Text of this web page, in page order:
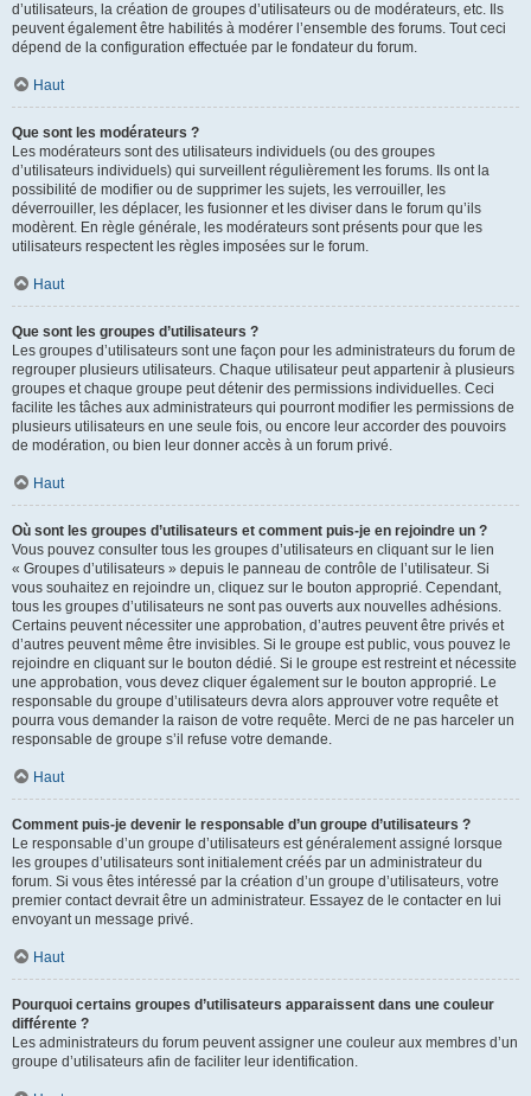
d’utilisateurs, la création de groupes d’utilisateurs ou de modérateurs, etc. Ils
peuvent également être habilités à modérer l’ensemble des forums. Tout ceci
dépend de la configuration effectuée par le fondateur du forum.
Haut
Que sont les modérateurs ?
Les modérateurs sont des utilisateurs individuels (ou des groupes
d’utilisateurs individuels) qui surveillent régulièrement les forums. Ils ont la
possibilité de modifier ou de supprimer les sujets, les verrouiller, les
déverrouiller, les déplacer, les fusionner et les diviser dans le forum qu’ils
modèrent. En règle générale, les modérateurs sont présents pour que les
utilisateurs respectent les règles imposées sur le forum.
Haut
Que sont les groupes d’utilisateurs ?
Les groupes d’utilisateurs sont une façon pour les administrateurs du forum de
regrouper plusieurs utilisateurs. Chaque utilisateur peut appartenir à plusieurs
groupes et chaque groupe peut détenir des permissions individuelles. Ceci
facilite les tâches aux administrateurs qui pourront modifier les permissions de
plusieurs utilisateurs en une seule fois, ou encore leur accorder des pouvoirs
de modération, ou bien leur donner accès à un forum privé.
Haut
Où sont les groupes d’utilisateurs et comment puis-je en rejoindre un ?
Vous pouvez consulter tous les groupes d’utilisateurs en cliquant sur le lien
« Groupes d’utilisateurs » depuis le panneau de contrôle de l’utilisateur. Si
vous souhaitez en rejoindre un, cliquez sur le bouton approprié. Cependant,
tous les groupes d’utilisateurs ne sont pas ouverts aux nouvelles adhésions.
Certains peuvent nécessiter une approbation, d’autres peuvent être privés et
d’autres peuvent même être invisibles. Si le groupe est public, vous pouvez le
rejoindre en cliquant sur le bouton dédié. Si le groupe est restreint et nécessite
une approbation, vous devez cliquer également sur le bouton approprié. Le
responsable du groupe d’utilisateurs devra alors approuver votre requête et
pourra vous demander la raison de votre requête. Merci de ne pas harceler un
responsable de groupe s’il refuse votre demande.
Haut
Comment puis-je devenir le responsable d’un groupe d’utilisateurs ?
Le responsable d’un groupe d’utilisateurs est généralement assigné lorsque
les groupes d’utilisateurs sont initialement créés par un administrateur du
forum. Si vous êtes intéressé par la création d’un groupe d’utilisateurs, votre
premier contact devrait être un administrateur. Essayez de le contacter en lui
envoyant un message privé.
Haut
Pourquoi certains groupes d’utilisateurs apparaissent dans une couleur
différente ?
Les administrateurs du forum peuvent assigner une couleur aux membres d’un
groupe d’utilisateurs afin de faciliter leur identification.